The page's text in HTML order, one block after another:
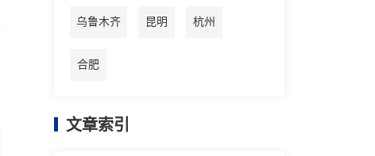
乌鲁木齐 昆明 杭州
合肥
文章索引